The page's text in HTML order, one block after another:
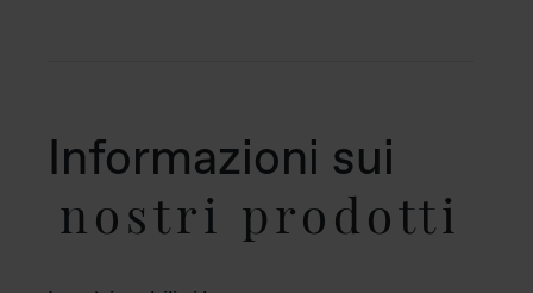
Informazioni sui
nostri prodotti